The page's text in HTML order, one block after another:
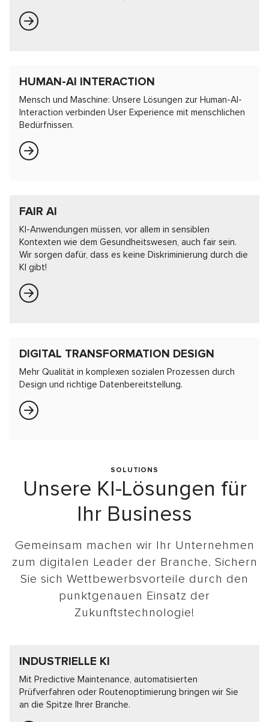
HUMAN-AI INTERACTION
Mensch und Maschine: Unsere Lösungen zur Human-AI-
Interaction verbinden User Experience mit menschlichen
Bedürfnissen.
FAIR AI
KI-Anwendungen müssen, vor allem in sensiblen
Kontexten wie dem Gesundheitswesen, auch fair sein.
Wir sorgen dafür, dass es keine Diskriminierung durch die
KI gibt!
DIGITAL TRANSFORMATION DESIGN
Mehr Qualität in komplexen sozialen Prozessen durch
Design und richtige Datenbereitstellung.
SOLUTIONS
Unsere KI-Lösungen für
Ihr Business
Gemeinsam machen wir Ihr Unternehmen
zum digitalen Leader der Branche. Sichern
Sie sich Wettbewerbsvorteile durch den
punktgenauen Einsatz der
Zukunftstechnologie!
INDUSTRIELLE KI
Mit Predictive Maintenance, automatisierten
Prüfverfahren oder Routenoptimierung bringen wir Sie
an die Spitze Ihrer Branche.